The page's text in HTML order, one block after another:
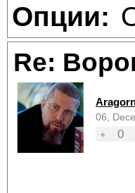
Опции:
Re:
06,
+
0